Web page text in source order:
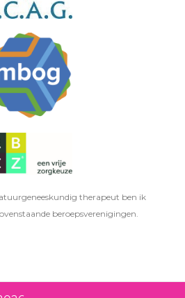
therapeut ben ik
beroepsverenigingen.